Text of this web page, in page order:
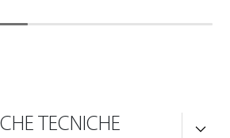
TECNICHE